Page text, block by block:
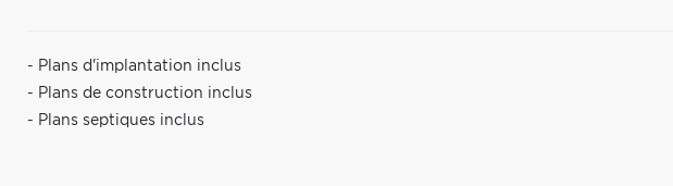
- Plans d'implantation inclus
- Plans de construction inclus
- Plans septiques inclus